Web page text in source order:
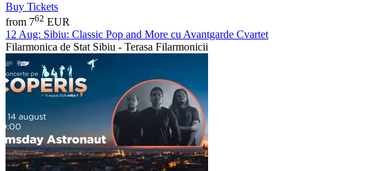
Buy Tickets
from 762 EUR
12 Aug: Sibiu: Classic Pop and More cu Avantgarde Cvartet
Filarmonica de Stat Sibiu - Terasa Filarmonicii